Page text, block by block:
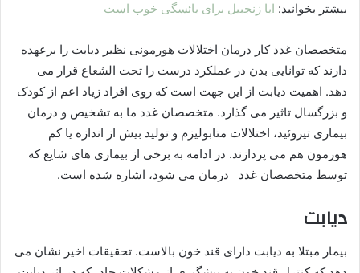
بیشتر بخوانید: ایا زنجبیل برای یائسگی خوب است
متخصصان غدد کار درمان اختلالات هورمونی نظیر دیابت را برعهده
دارند که توانایی بدن در عملکرد درست را تحت الشعاع قرار می
دهد. اهمیت دیابت از این جهت است که روی افراد زیاد اعم از کودک
و بزرگسال تاثیر می گذارد. متخصصان غدد ما به تشخیص و درمان
بیماری تیروئید، اختلالات متابولیزم و تولید بیش از اندازه یا کم
هورمون هم می پردازند. در ادامه به برخی از بیماری های شایع که
توسط متخصصان غدد درمان می شود، اشاره شده است.
دیابت
بیمار مبتلا به دیابت دارای قند خون بالاست. تحقیقات اخیر نشان می